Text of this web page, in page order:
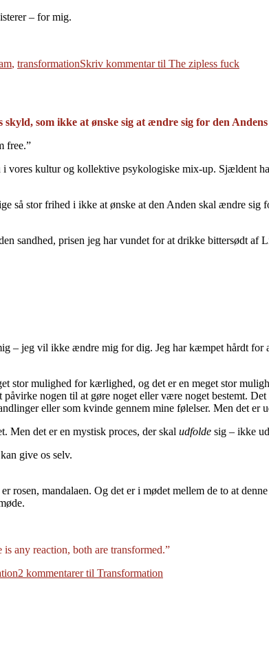
– for mig.
, transformationSkriv kommentartil The zipless fuck
som ikke at ønske sig at ændre sig for den
free.”
vores kultur og kollektive psykologiske mix-up. Sjældent
stor frihed i ikke at ønske at den Anden skal ændre sig
sandhed, prisen jeg har vundet for at drikke bittersødt af
jeg vil ikke ændre mig for dig. Jeg har kæmpet hårdt for
stor mulighed for kærlighed, og det er en meget stor
nogen til at gøre noget eller være noget bestemt.
eller som kvinde gennem mine følelser. Men det er
Men det er en mystisk proces, der skal udfolde sig – ikke
give os selv.
rosen, mandalaen. Og det er i mødet mellem de to at
any reaction, both are transformed.”
2 kommentarertil Transformation